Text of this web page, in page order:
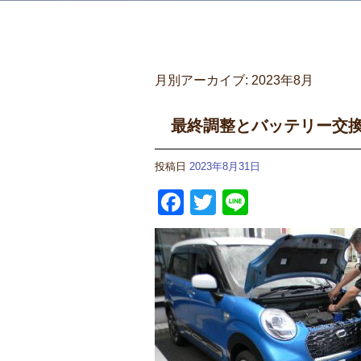
月別アーカイブ: 2023年8月
最終調整とバッテリー交
投稿日 2023年8月31日
Facebook
Twitter